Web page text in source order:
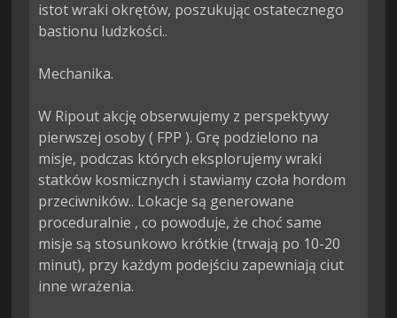
istot wraki okrętów, poszukując ostatecznego
bastionu ludzkości..
Mechanika.
W Ripout akcję obserwujemy z perspektywy
pierwszej osoby ( FPP ). Grę podzielono na
misje, podczas których eksplorujemy wraki
statków kosmicznych i stawiamy czoła hordom
przeciwników.. Lokacje są generowane
proceduralnie , co powoduje, że choć same
misje są stosunkowo krótkie (trwają po 10-20
minut), przy każdym podejściu zapewniają ciut
inne wrażenia.